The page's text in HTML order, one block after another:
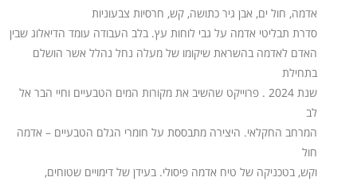
אדמה, חול ים, אבן גיר כתושה, קש, חרסיות צבעוניות
סדרת תבליטי אדמה על גבי לוחות עץ. בלב העבודה עומד הדיאלוג שבין
האדם לאדמה בהשראת שיקומו של מעלה נחל נהלל אשר הושלם
בתחילת
שנת 2024 . פרוייקט שהשיב את מקורות המים הטבעיים וחיי הבר אל
לב
המרחב החקלאי. היצירה מתבססת על חומרי הגלם הטבעיים – אדמה
חול
וקש, בטכניקה של טיח אדמה פיסולי. בעידן של דימויים שטוחים,